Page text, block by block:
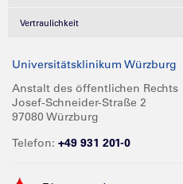
Vertraulichkeit
Universitätsklinikum Würzburg
Anstalt des öffentlichen Rechts
Josef-Schneider-Straße 2
97080 Würzburg
Telefon: +49 931 201-0